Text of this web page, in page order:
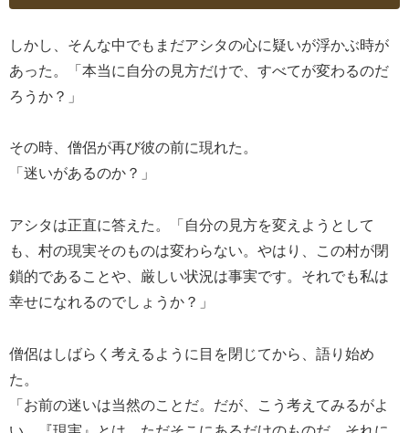
しかし、そんな中でもまだアシタの心に疑いが浮かぶ時が
あった。「本当に自分の見方だけで、すべてが変わるのだ
ろうか？」
その時、僧侶が再び彼の前に現れた。
「迷いがあるのか？」
アシタは正直に答えた。「自分の見方を変えようとして
も、村の現実そのものは変わらない。やはり、この村が閉
鎖的であることや、厳しい状況は事実です。それでも私は
幸せになれるのでしょうか？」
僧侶はしばらく考えるように目を閉じてから、語り始め
た。
「お前の迷いは当然のことだ。だが、こう考えてみるがよ